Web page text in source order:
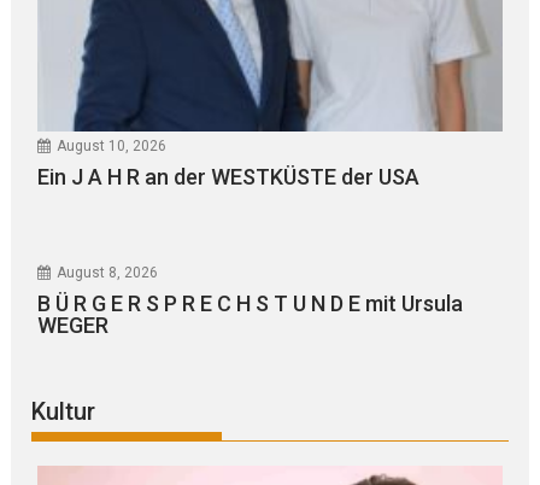
August 10, 2026
Ein J A H R an der WESTKÜSTE der USA
August 8, 2026
B Ü R G E R S P R E C H S T U N D E mit Ursula
WEGER
Kultur